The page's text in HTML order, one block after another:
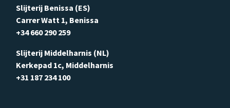
Slijterij Benissa (ES)
Carrer Watt 1, Benissa
+34 660 290 259
Slijterij Middelharnis (NL)
Kerkepad 1c, Middelharnis
+31 187 234 100